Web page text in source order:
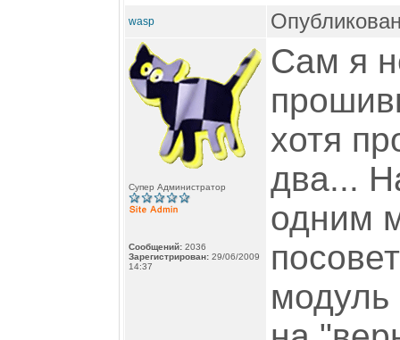
wasp
Супер Администратор
Сообщений: 2036
Зарегистрирован: 29/06/2009
14:37
Сам я
хотя
два...
одним